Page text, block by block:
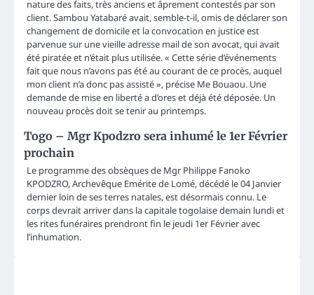
nature des faits, très anciens et âprement contestés par son
client. Sambou Yatabaré avait, semble-t-il, omis de déclarer son
changement de domicile et la convocation en justice est
parvenue sur une vieille adresse mail de son avocat, qui avait
été piratée et n’était plus utilisée. « Cette série d’événements
fait que nous n’avons pas été au courant de ce procès, auquel
mon client n’a donc pas assisté », précise Me Bouaou. Une
demande de mise en liberté a d’ores et déjà été déposée. Un
nouveau procès doit se tenir au printemps.
Togo – Mgr Kpodzro sera inhumé le 1er Février
prochain
Le programme des obsèques de Mgr Philippe Fanoko
KPODZRO, Archevêque Emérite de Lomé, décédé le 04 Janvier
dernier loin de ses terres natales, est désormais connu. Le
corps devrait arriver dans la capitale togolaise demain lundi et
les rites funéraires prendront fin le jeudi 1er Février avec
l’inhumation.